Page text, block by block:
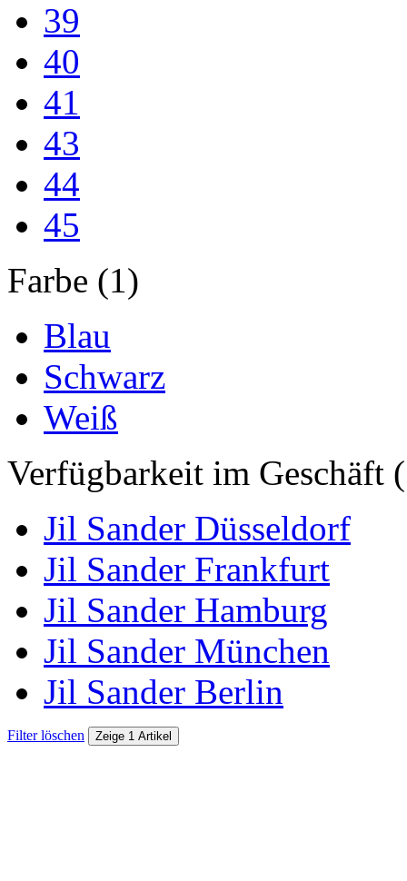
39
40
41
43
44
45
Farbe (1)
Blau
Schwarz
Weiß
Verfügbarkeit im Geschäft
Jil Sander Düsseldorf
Jil Sander Frankfurt
Jil Sander Hamburg
Jil Sander München
Jil Sander Berlin
Filter löschen Zeige 1 Artikel